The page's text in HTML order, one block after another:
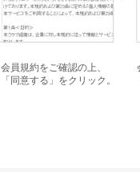
会員規約をご確認の上、
「同意する」をクリック。